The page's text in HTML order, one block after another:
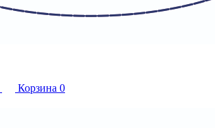
Корзина 0